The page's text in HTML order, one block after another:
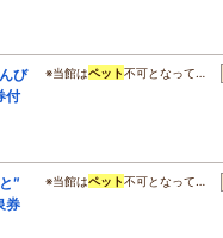
び
付
※当館はペット不可となって…
″
券
※当館はペット不可となって…